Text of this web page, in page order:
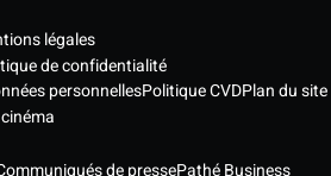
légales
de confidentialité
personnellesPolitique CVDPlan du site
de pressePathé Business